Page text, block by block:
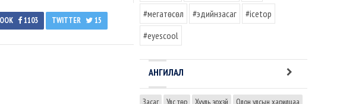
1103 TWITTER 15
#мегатөсөл
#эдийнзасаг
#icetop
#eyescool
АНГИЛАЛ
Засаг Улс төр Хууль эрхзүй
Олон улсын харилцаа